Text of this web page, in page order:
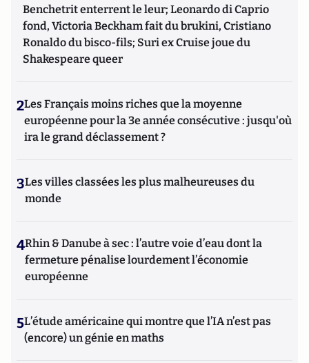
Benchetrit enterrent le leur; Leonardo di Caprio
fond, Victoria Beckham fait du brukini, Cristiano
Ronaldo du bisco-fils; Suri ex Cruise joue du
Shakespeare queer
2Les Français moins riches que la moyenne
européenne pour la 3e année consécutive : jusqu'où
ira le grand déclassement ?
3Les villes classées les plus malheureuses du
monde
4Rhin & Danube à sec : l’autre voie d’eau dont la
fermeture pénalise lourdement l’économie
européenne
5L’étude américaine qui montre que l’IA n’est pas
(encore) un génie en maths